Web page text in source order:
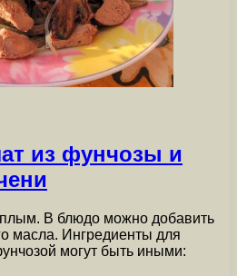
из фунчозы и
В блюдо можно добавить
масла. Ингредиенты для
могут быть иными: